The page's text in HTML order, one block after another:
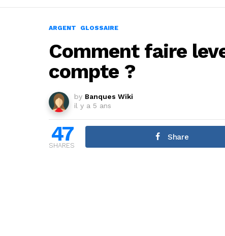
ARGENT GLOSSAIRE
Comment faire
compte ?
by Banques Wiki
il y a 5 ans
47
SHARES
Share